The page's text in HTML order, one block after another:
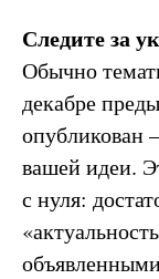
Следите за
Обычно
декабре
опубликован
вашей идеи.
с нуля: